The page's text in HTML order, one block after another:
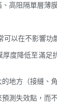
高阻隔單層薄
以在不影響功
度降低至滿足
地方（接縫、
測失效點，而